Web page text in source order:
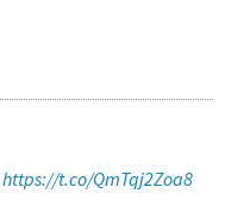
https://t.co/QmTqj2Zoa8